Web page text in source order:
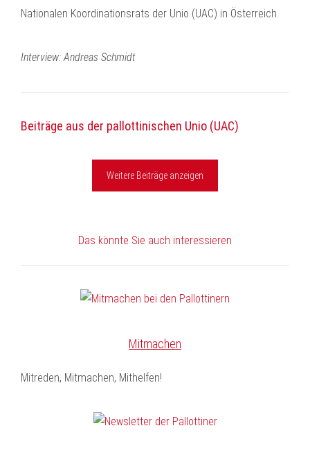
Nationalen Koordinationsrats der Unio (UAC) in Österreich.
Interview: Andreas Schmidt
Beiträge aus der pallottinischen Unio (UAC)
Weitere Beiträge anzeigen
Das könnte Sie auch interessieren
Mitmachen
Mitreden, Mitmachen, Mithelfen!